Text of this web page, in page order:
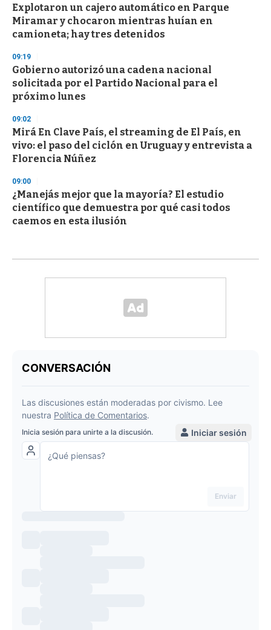
Explotaron un cajero automático en Parque
Miramar y chocaron mientras huían en
camioneta; hay tres detenidos
09:19
Gobierno autorizó una cadena nacional
solicitada por el Partido Nacional para el
próximo lunes
09:02
Mirá En Clave País, el streaming de El País, en
vivo: el paso del ciclón en Uruguay y entrevista a
Florencia Núñez
09:00
¿Manejás mejor que la mayoría? El estudio
científico que demuestra por qué casi todos
caemos en esta ilusión